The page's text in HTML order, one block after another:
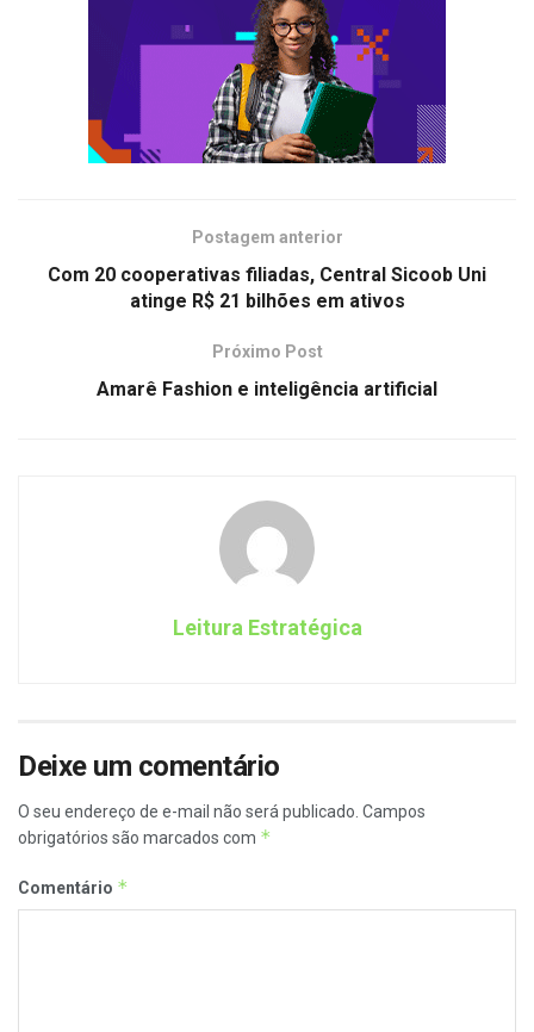
Postagem anterior
Com 20 cooperativas filiadas, Central Sicoob Uni
atinge R$ 21 bilhões em ativos
Próximo Post
Amarê Fashion e inteligência artificial
Leitura Estratégica
Deixe um comentário
O seu endereço de e-mail não será publicado. Campos
obrigatórios são marcados com *
Comentário *